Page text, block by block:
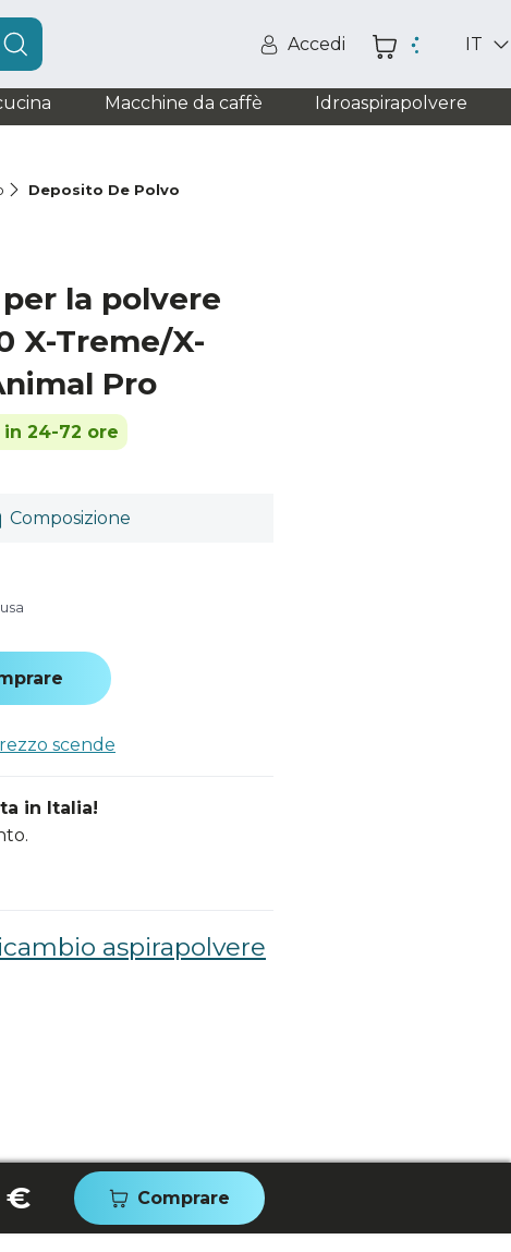
Accedi IT
Macchine da caffè Idroaspirapolvere
Deposito De Polvo
la polvere
X-Treme/X-
Pro
24-72 ore
Composizione
scende
in Italia!
aspirapolvere
€ Comprare